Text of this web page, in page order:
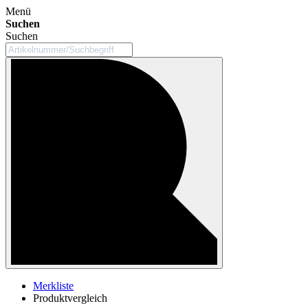
Menü
Suchen
Suchen
Merkliste
Produktvergleich